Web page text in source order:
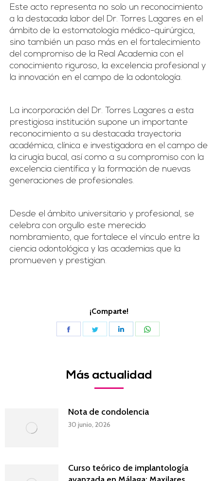
Este acto representa no solo un reconocimiento
a la destacada labor del Dr. Torres Lagares en el
ámbito de la estomatología médico-quirúrgica,
sino también un paso más en el fortalecimiento
del compromiso de la Real Academia con el
conocimiento riguroso, la excelencia profesional y
la innovación en el campo de la odontología.
La incorporación del Dr. Torres Lagares a esta
prestigiosa institución supone un importante
reconocimiento a su destacada trayectoria
académica, clínica e investigadora en el campo de
la cirugía bucal, así como a su compromiso con la
excelencia científica y la formación de nuevas
generaciones de profesionales.
Desde el ámbito universitario y profesional, se
celebra con orgullo este merecido
nombramiento, que fortalece el vínculo entre la
ciencia odontológica y las academias que la
promueven y prestigian.
¡Comparte!
Share
Share
Más actualidad
Nota de condolencia
30 junio, 2026
Curso teórico de implantología